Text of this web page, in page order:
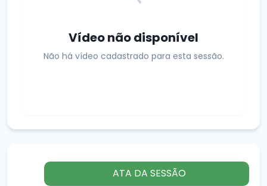
Vídeo não disponível
Não há vídeo cadastrado para esta sessão.
ATA DA SESSÃO